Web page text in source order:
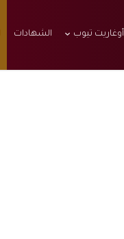
أوغاريت تيوب الشهادات